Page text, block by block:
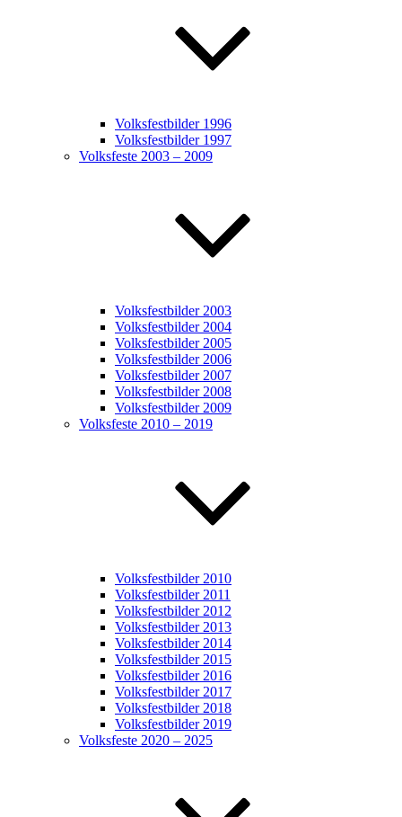
Volksfestbilder 1996
Volksfestbilder 1997
Volksfeste 2003 – 2009
Volksfestbilder 2003
Volksfestbilder 2004
Volksfestbilder 2005
Volksfestbilder 2006
Volksfestbilder 2007
Volksfestbilder 2008
Volksfestbilder 2009
Volksfeste 2010 – 2019
Volksfestbilder 2010
Volksfestbilder 2011
Volksfestbilder 2012
Volksfestbilder 2013
Volksfestbilder 2014
Volksfestbilder 2015
Volksfestbilder 2016
Volksfestbilder 2017
Volksfestbilder 2018
Volksfestbilder 2019
Volksfeste 2020 – 2025